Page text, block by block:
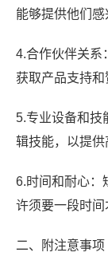
能够提供他们
4.合作伙伴关系
获取产品支持和
5.专业设备和技
辑技能，以提
6.时间和耐心：
许须要一段时
二、附注意事项